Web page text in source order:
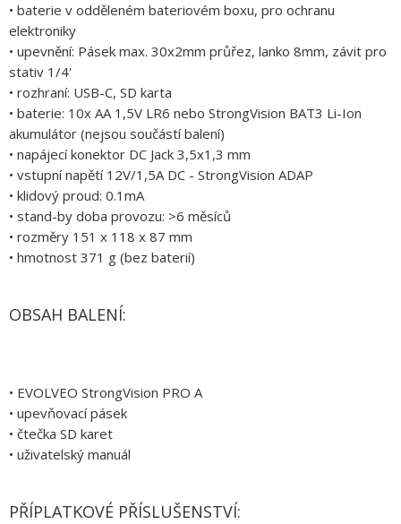
• baterie v odděleném bateriovém boxu, pro ochranu
elektroniky
• upevnění: Pásek max. 30x2mm průřez, lanko 8mm, závit pro
stativ 1/4'
• rozhraní: USB-C, SD karta
• baterie: 10x AA 1,5V LR6 nebo StrongVision BAT3 Li-Ion
akumulátor (nejsou součástí balení)
• napájecí konektor DC Jack 3,5x1,3 mm
• vstupní napětí 12V/1,5A DC - StrongVision ADAP
• klidový proud: 0.1mA
• stand-by doba provozu: >6 měsíců
• rozměry 151 x 118 x 87 mm
• hmotnost 371 g (bez baterií)
OBSAH BALENÍ:
• EVOLVEO StrongVision PRO A
• upevňovací pásek
• čtečka SD karet
• uživatelský manuál
PŘÍPLATKOVÉ PŘÍSLUŠENSTVÍ: